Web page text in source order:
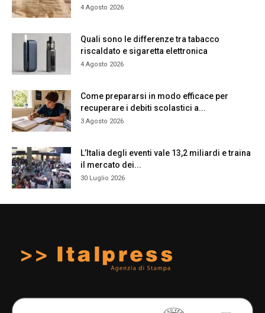
4 Agosto 2026
Quali sono le differenze tra tabacco
riscaldato e sigaretta elettronica
4 Agosto 2026
Come prepararsi in modo efficace per
recuperare i debiti scolastici a...
3 Agosto 2026
L’Italia degli eventi vale 13,2 miliardi e traina
il mercato dei...
30 Luglio 2026